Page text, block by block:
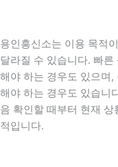
용인흥신소는 이용 목적
달라질 수 있습니다. 빠
해야 하는 경우도 있으며,
해야 하는 경우도 있습니
음 확인할 때부터 현재
적입니다.